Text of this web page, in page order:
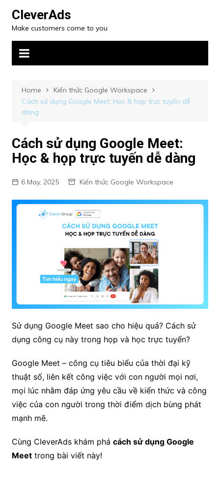
CleverAds
Make customers come to you
Home
Kiến thức Google Workspace
Cách sử dụng Google Meet: Học & họp trực tuyến dễ
dàng
Cách sử dụng Google Meet:
Học & họp trực tuyến dễ dàng
6 May, 2025 Kiến thức Google Workspace
Sử dụng Google Meet sao cho hiệu quả? Cách sử
dụng công cụ này trong họp và học trực tuyến?
Google Meet – công cụ tiêu biểu của thời đại kỹ
thuật số, liên kết công việc với con người mọi nơi,
mọi lúc nhằm đáp ứng yêu cầu về kiến thức và công
việc của con người trong thời điểm dịch bùng phát
mạnh mẽ.
Cùng CleverAds khám phá cách sử dụng Google
Meettrong bài viết này!